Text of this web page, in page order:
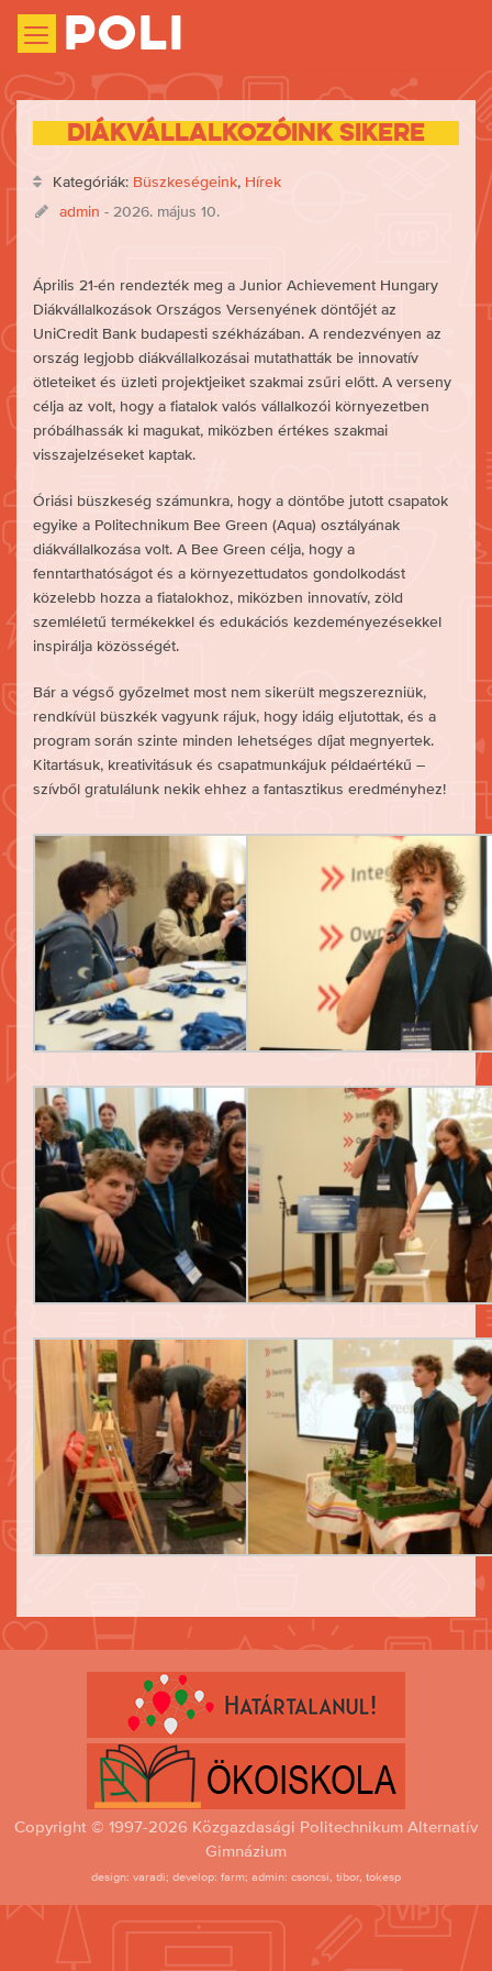
Poli
Diákvállalkozóink sikere
Kategóriák: Büszkeségeink, Hírek
admin - 2026. május 10.
Április 21-én rendezték meg a Junior Achievement Hungary
Diákvállalkozások Országos Versenyének döntőjét az
UniCredit Bank budapesti székházában. A rendezvényen az
ország legjobb diákvállalkozásai mutathatták be innovatív
ötleteiket és üzleti projektjeiket szakmai zsűri előtt. A verseny
célja az volt, hogy a fiatalok valós vállalkozói környezetben
próbálhassák ki magukat, miközben értékes szakmai
visszajelzéseket kaptak.
Óriási büszkeség számunkra, hogy a döntőbe jutott csapatok
egyike a Politechnikum Bee Green (Aqua) osztályának
diákvállalkozása volt. A Bee Green célja, hogy a
fenntarthatóságot és a környezettudatos gondolkodást
közelebb hozza a fiatalokhoz, miközben innovatív, zöld
szemléletű termékekkel és edukációs kezdeményezésekkel
inspirálja közösségét.
Bár a végső győzelmet most nem sikerült megszerezniük,
rendkívül büszkék vagyunk rájuk, hogy idáig eljutottak, és a
program során szinte minden lehetséges díjat megnyertek.
Kitartásuk, kreativitásuk és csapatmunkájuk példaértékű –
szívből gratulálunk nekik ehhez a fantasztikus eredményhez!
Copyright © 1997-2026 Közgazdasági Politechnikum Alternatív
Gimnázium
design: varadi; develop: farm; admin: csoncsi, tibor, tokesp